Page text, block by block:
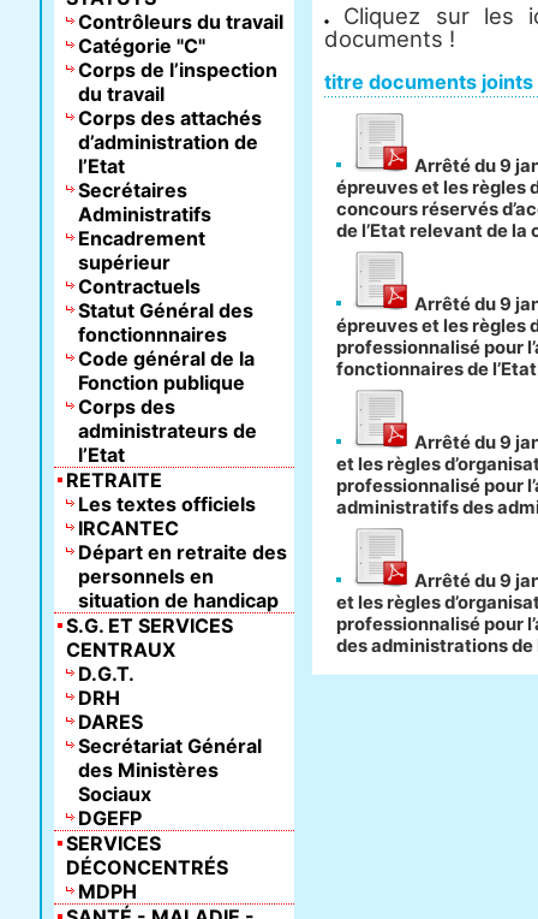
Cliquez sur les
documents !
titre documents joints
Arrêté du 9
épreuves et les règles
concours réservés
de l’Etat relevant de
Arrêté du 9
épreuves et les règles
professionnalisé pour
fonctionnaires de
Arrêté du 9
et les règles
professionnalisé pour
administratifs des
Arrêté du 9
et les règles
professionnalisé pour
des administrations de
Contrôleurs du travail
Catégorie "C"
Corps de l’inspection
du travail
Corps des attachés
d’administration de
l’Etat
Secrétaires
Administratifs
Encadrement
supérieur
Contractuels
Statut Général des
fonctionnnaires
Code général de la
Fonction publique
Corps des
administrateurs de
l’Etat
RETRAITE
Les textes officiels
IRCANTEC
Départ en retraite des
personnels en
situation de handicap
S.G. ET SERVICES
CENTRAUX
D.G.T.
DRH
DARES
Secrétariat Général
des Ministères
Sociaux
DGEFP
SERVICES
DÉCONCENTRÉS
MDPH